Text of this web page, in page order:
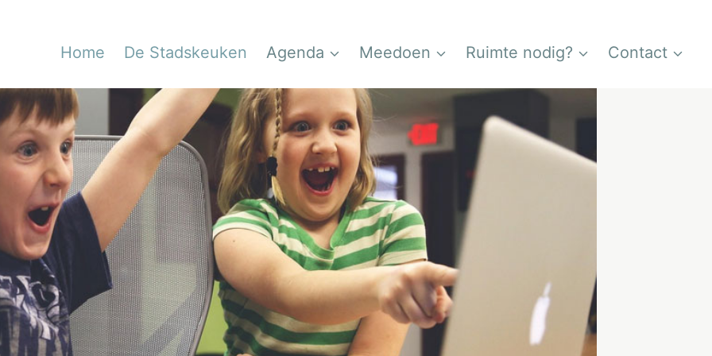
Home De Stadskeuken Agenda Meedoen Ruimte nodig? Contact